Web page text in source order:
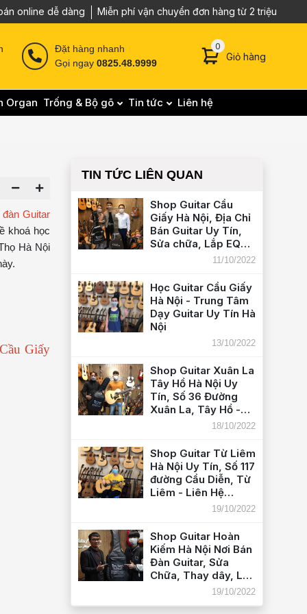
online dễ dàng Miễn phí vận chuyển đơn hàng từ 2 triệu
Đặt hàng nhanh
Gọi ngay0825.48.9999
00 sản phẩm trong
Giỏ hàng
Organ Trống & Bộ gõ Tin tức Liên hệ
Guitar
khoá học
Hà Nội
Giấy
TIN TỨC LIÊN QUAN
Shop Guitar Cầu
Giấy Hà Nội, Địa Chỉ
Bán Guitar Uy Tín,
Sửa chữa, Lắp EQ
đàn Guitar Chuyên
Liên Hệ
082.548.9999
11/10/2022
Học Guitar Cầu Giấy
Hà Nội - Trung Tâm
Dạy Guitar Uy Tín Hà
Nội
13/10/2022
Shop Guitar Xuân La
Tây Hồ Hà Nội Uy
Tín, Số 36 Đường
Xuân La, Tây Hồ -
18/10/2022
Shop Guitar Từ Liêm
Hà Nội Uy Tín, Số 117
đường Cầu Diễn, Từ
Liêm - Liên Hệ
082.548.999919/10/2022
Shop Guitar Hoàn
Kiếm Hà Nội Nơi Bán
Đàn Guitar, Sửa
Chữa, Thay dây, Lắp
EQ Guitar Uy Tín -
19/10/2022